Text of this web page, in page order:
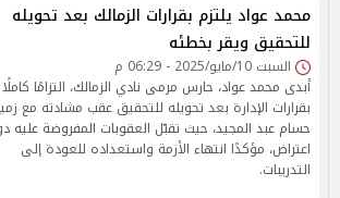
محمد عواد يلتزم بقرارات الزمالك بعد تحويله
للتحقيق ويقر بخطئه
السبت 10/مايو/2025 - 06:29 م
أبدى محمد عواد، حارس مرمى نادي الزمالك، التزامًا كاملًا
بقرارات الإدارة بعد تحويله للتحقيق عقب مشادته مع
حسام عبد المجيد، حيث تقبّل العقوبات المفروضة عليه
اعتراض، مؤكدًا انتهاء الأزمة واستعداده للعودة إلى
التدريبات.